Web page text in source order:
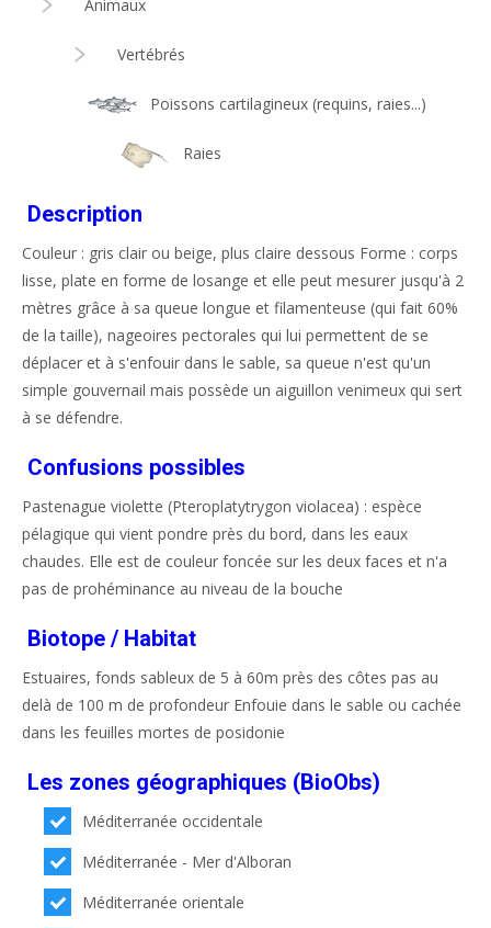
Animaux
Vertébrés
Poissons cartilagineux (requins, raies...)
Raies
Description
Couleur : gris clair ou beige, plus claire dessous Forme : corps
lisse, plate en forme de losange et elle peut mesurer jusqu'à 2
mètres grâce à sa queue longue et filamenteuse (qui fait 60%
de la taille), nageoires pectorales qui lui permettent de se
déplacer et à s'enfouir dans le sable, sa queue n'est qu'un
simple gouvernail mais possède un aiguillon venimeux qui sert
à se défendre.
Confusions possibles
Pastenague violette (Pteroplatytrygon violacea) : espèce
pélagique qui vient pondre près du bord, dans les eaux
chaudes. Elle est de couleur foncée sur les deux faces et n'a
pas de prohéminance au niveau de la bouche
Biotope / Habitat
Estuaires, fonds sableux de 5 à 60m près des côtes pas au
delà de 100 m de profondeur Enfouie dans le sable ou cachée
dans les feuilles mortes de posidonie
Les zones géographiques (BioObs)
Méditerranée occidentale
Méditerranée - Mer d'Alboran
Méditerranée orientale